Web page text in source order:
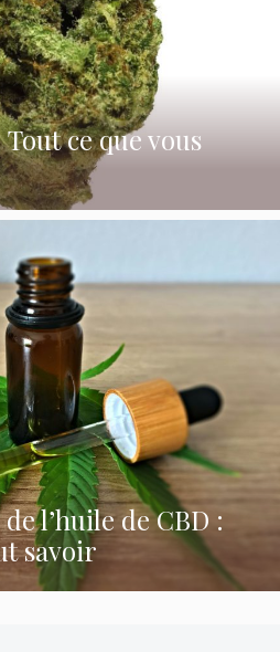
ce que vous
l’huile de CBD :
savoir